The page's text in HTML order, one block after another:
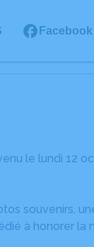
Facebook
le lundi 12
souvenirs,
à honorer la